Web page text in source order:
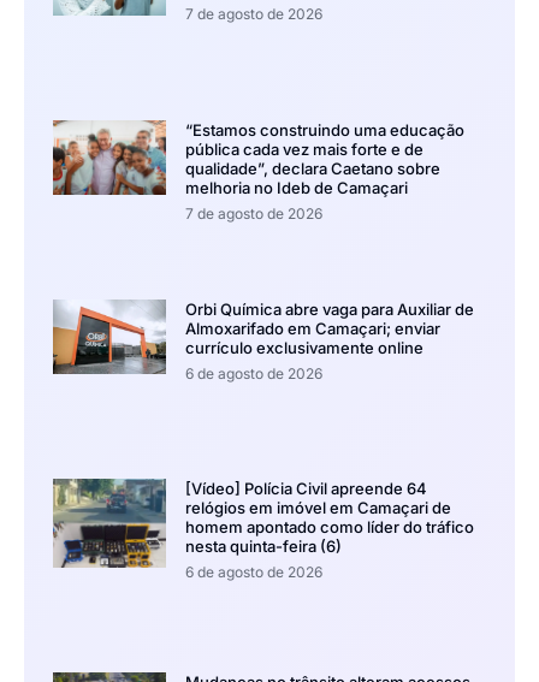
7 de agosto de 2026
“Estamos construindo uma educação
pública cada vez mais forte e de
qualidade”, declara Caetano sobre
melhoria no Ideb de Camaçari
7 de agosto de 2026
Orbi Química abre vaga para Auxiliar de
Almoxarifado em Camaçari; enviar
currículo exclusivamente online
6 de agosto de 2026
[Vídeo] Polícia Civil apreende 64
relógios em imóvel em Camaçari de
homem apontado como líder do tráfico
nesta quinta-feira (6)
6 de agosto de 2026